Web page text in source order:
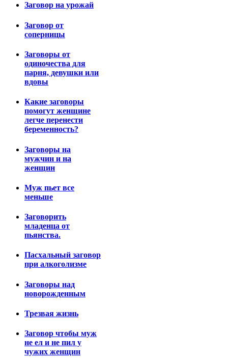
Заговор на урожай
Заговор от
соперницы
Заговоры от
одиночества для
парня, девушки или
вдовы
Какие заговоры
помогут женщине
легче перенести
беременность?
Заговоры на
мужчин и на
женщин
Муж пьет все
меньше
Заговорить
младенца от
пьянства.
Пасхальный заговор
при алкоголизме
Заговоры над
новорожденным
Трезвая жизнь
Заговор чтобы муж
не ел и не пил у
чужих женщин